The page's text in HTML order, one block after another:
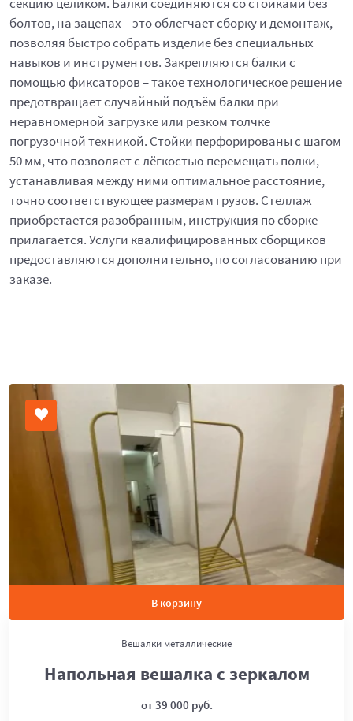
болтов, на зацепах – это облегчает сборку и демонтаж,
позволяя быстро собрать изделие без специальных
навыков и инструментов. Закрепляются балки с
помощью фиксаторов – такое технологическое решение
предотвращает случайный подъём балки при
неравномерной загрузке или резком толчке
погрузочной техникой. Стойки перфорированы с шагом
50 мм, что позволяет с лёгкостью перемещать полки,
устанавливая между ними оптимальное расстояние,
точно соответствующее размерам грузов. Стеллаж
приобретается разобранным, инструкция по сборке
прилагается. Услуги квалифицированных сборщиков
предоставляются дополнительно, по согласованию при
заказе.
В корзину
Вешалки металлические
Напольная вешалка с зеркалом
от 39 000 руб.